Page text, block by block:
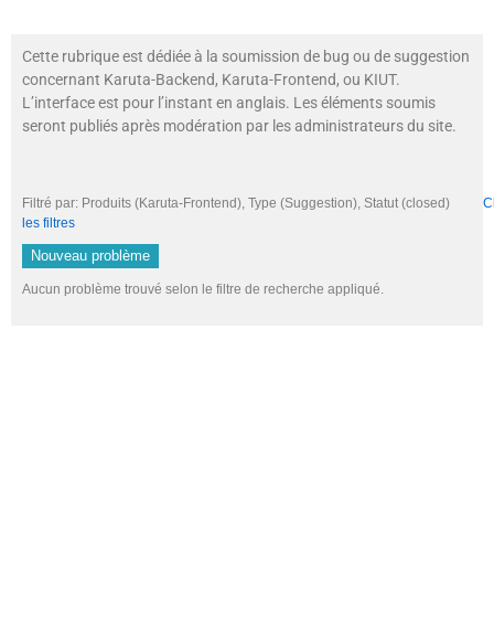
Cette rubrique est dédiée à la soumission de bug ou de suggestion
concernant Karuta-Backend, Karuta-Frontend, ou KIUT.
L’interface est pour l’instant en anglais. Les éléments soumis
seront publiés après modération par les administrateurs du site.
Filtré par: Produits (Karuta-Frontend), Type (Suggestion), Statut (closed)
les filtres
Nouveau problème
Aucun problème trouvé selon le filtre de recherche appliqué.